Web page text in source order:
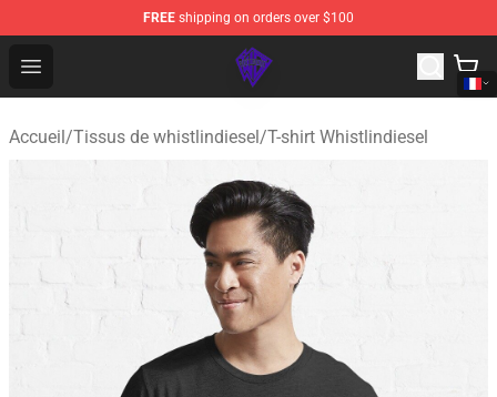
FREE shipping on orders over $100
Open menu
WhistlinDiesel Shop - Official WhistlinDiesel
Accueil/Tissus de whistlindiesel/T-shirt Whistlindiesel